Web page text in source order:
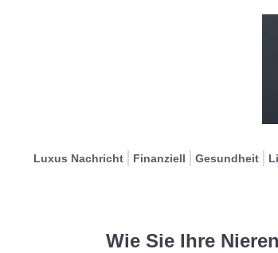
Luxus Nachricht Finanziell Gesundheit
Wie Sie Ihre